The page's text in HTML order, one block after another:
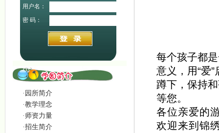
·园所简介
·教学理念
·师资力量
·招生简介
每个孩子都
意义，用“爱
蹲下，保持
等您。
各位亲爱的
欢迎来到锦